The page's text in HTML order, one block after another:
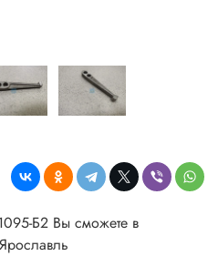
Б2 Вы сможете в